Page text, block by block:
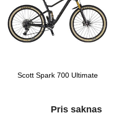
Scott Spark 700 Ultimate
Pris saknas